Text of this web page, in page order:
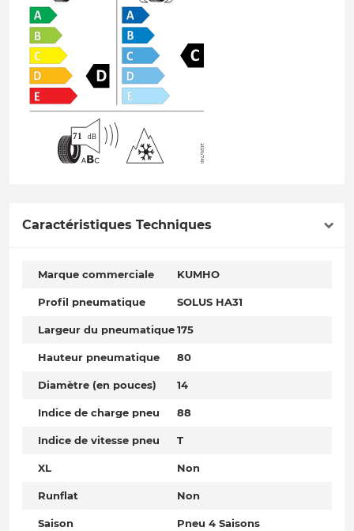
Caractéristiques Techniques
Marque commerciale KUMHO
Profil pneumatique SOLUS HA31
Largeur du pneumatique175
Hauteur pneumatique 80
Diamètre (en pouces) 14
Indice de charge pneu 88
Indice de vitesse pneu T
XL Non
Runflat Non
Saison Pneu 4 Saisons